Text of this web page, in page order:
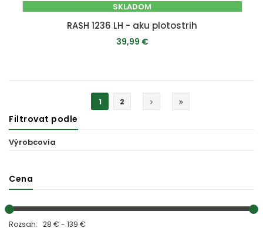
SKLADOM
RASH 1236 LH - aku plotostrih
39,99 €
1 2
Filtrovat podle
Výrobcovia
Cena
Rozsah: 28 € - 139 €